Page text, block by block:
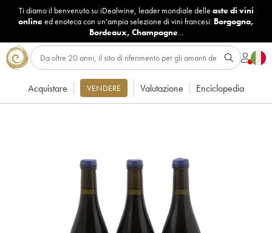
Ti diamo il benvenuto su iDealwine, leader mondiale delle aste di vini
onlineed enoteca con un'ampia selezione di vini francesi: Borgogna,
Bordeaux, Champagne...
Acquistare VENDERE Valutazione Enciclopedia